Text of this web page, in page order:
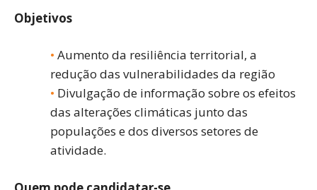
Objetivos
Aumento da resiliência territorial, a
redução das vulnerabilidades da região
Divulgação de informação sobre os efeitos
das alterações climáticas junto das
populações e dos diversos setores de
atividade.